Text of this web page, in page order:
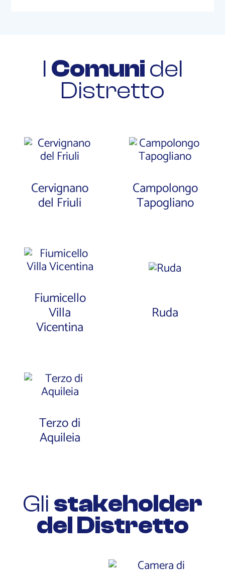
I Comuni del
Distretto
Cervignano
del Friuli
Campolongo
Tapogliano
Fiumicello
Villa
Vicentina
Ruda
Terzo di
Aquileia
Gli stakeholder
del Distretto